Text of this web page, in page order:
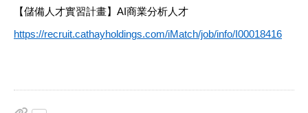
【儲備人才實習計畫】AI商業分析人才
https://recruit.cathayholdings.com/iMatch/job/info/I00018416